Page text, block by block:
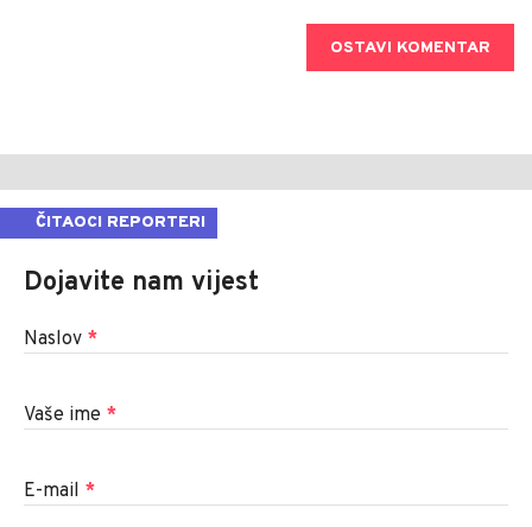
OSTAVI KOMENTAR
ČITAOCI REPORTERI
Dojavite nam vijest
Naslov *
Vaše ime *
E-mail *